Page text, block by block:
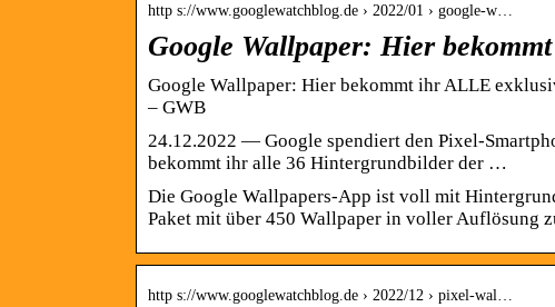
http s://www.googlewatchblog.de › 2022/01 › google-w…
Google Wallpaper: Hier
Google Wallpaper: Hier bekommt ihr ALLE
– GWB
24.12.2022 — Google spendiert den Pixel-
bekommt ihr alle 36 Hintergrundbilder der …
Die Google Wallpapers-App ist voll mit
Paket mit über 450 Wallpaper in voller Auflösung
http s://www.googlewatchblog.de › 2022/12 › pixel-wal…